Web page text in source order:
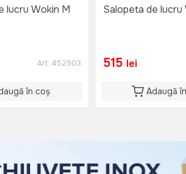
lucru Wokin M
Art: 452903
în coș
Salopeta de lucru
515 lei
Adaugă